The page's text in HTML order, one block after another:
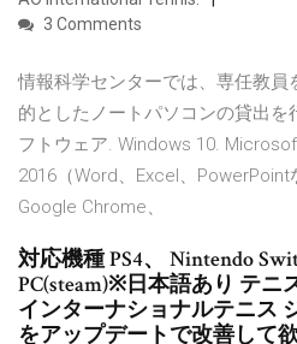
3 Comments
情報科学センターでは、専任教員
的としたノートパソコンの貸出を
フトウェア. Windows 10.
2016（Word、Excel、PowerPoint
Google Chrome、
対応機種 PS4、 Nintendo
PC(steam)※日本語あり テニ
インターナショナルテニス
をアップデートで改善して